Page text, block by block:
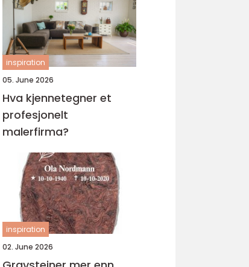
inspiration
05. June 2026
Hva kjennetegner et
profesjonelt
malerfirma?
inspiration
02. June 2026